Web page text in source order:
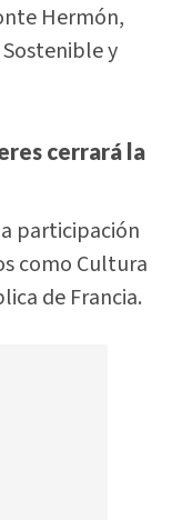
Hermón,
y
cerrará la
participación
como Cultura
de Francia.